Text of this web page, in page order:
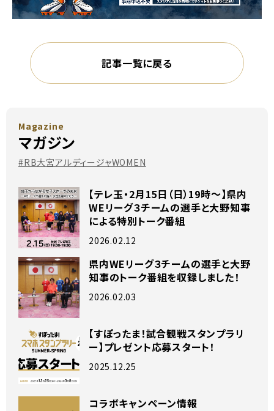
記事一覧に戻る
Magazine
マガジン
#RB大宮アルディージャWOMEN
【テレ玉・2月15日（日）19時～】県内
WEリーグ３チームの選手と大野知事
による特別トーク番組
2026.02.12
県内WEリーグ３チームの選手と大野
知事のトーク番組を収録しました！
2026.02.03
【すぽったま！試合観戦スタンプラリ
ー】プレゼント応募スタート！
2025.12.25
コラボキャンペーン情報